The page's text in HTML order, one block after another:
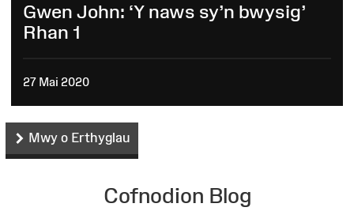
Gwen John: ‘Y naws sy’n bwysig’
Rhan 1
27 Mai 2020
Mwy o Erthyglau
Cofnodion Blog